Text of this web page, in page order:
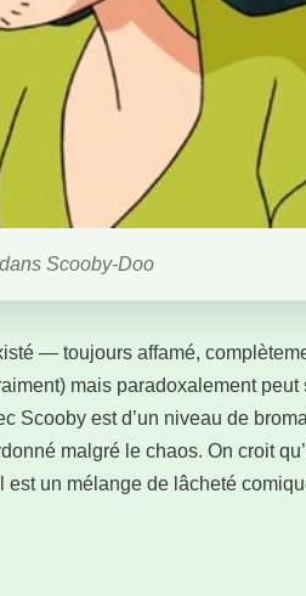
Scooby-Doo
— toujours affamé,
mais paradoxalement
Scooby est d’un niveau de
malgré le chaos. On croit
un mélange de lâcheté